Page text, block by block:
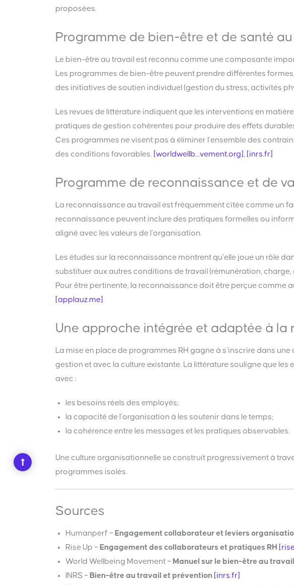
proposées.
Programme de bien-être et de santé au
Le bien-être au travail est reconnu comme une composante
Les programmes de bien-être peuvent prendre différentes
des initiatives de soutien individuel (gestion du stress, activités
Les revues de littérature indiquent que les interventions en
pratiques de gestion cohérentes pour produire des effets
Ces programmes ne visent pas à éliminer l’ensemble des
des conditions favorables. [worldwellb…vement.org] [inrs.fr]
Programme de reconnaissance et de
La reconnaissance au travail est fréquemment citée comme un
reconnaissance peuvent inclure des pratiques formelles ou
aligné avec les valeurs de l’organisation.
Les études sur la reconnaissance montrent qu’elle joue un rôle
substituer aux autres conditions de travail (rémunération, charge,
Pour être pertinente, la reconnaissance doit être perçue comme
[applauz.me]
Une approche intégrée et adaptée à la
La mise en place de programmes RH gagne à s’inscrire dans
gestion et avec la culture existante. La littérature souligne que
avec :
les besoins réels des employés;
la capacité de l’organisation à les soutenir dans le temps;
la cohérence entre les messages et les pratiques observables.
Une culture organisationnelle se construit progressivement à
programmes isolés.
Sources
Humanperf – Engagement collaborateur et leviers
Rise Up – Engagement des collaborateurs et pratiques RH
World Wellbeing Movement – Manuel sur le bien-être au travail
INRS – Bien-être au travail et prévention
[inrs.fr]